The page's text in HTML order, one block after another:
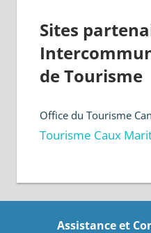
Sites
de Tourisme
Office du Tourisme
Tourisme Caux
Assistance et